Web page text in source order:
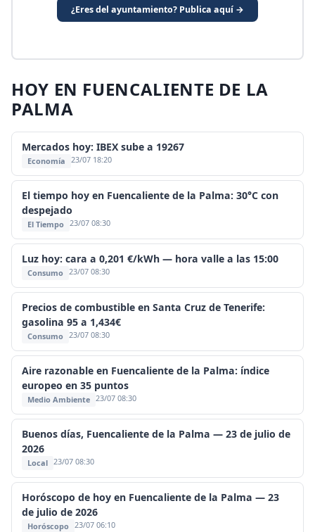
¿Eres del ayuntamiento? Publica aquí →
HOY EN FUENCALIENTE DE LA
PALMA
Mercados hoy: IBEX sube a 19267
Economía 23/07 18:20
El tiempo hoy en Fuencaliente de la Palma: 30°C con
despejado
El Tiempo 23/07 08:30
Luz hoy: cara a 0,201 €/kWh — hora valle a las 15:00
Consumo 23/07 08:30
Precios de combustible en Santa Cruz de Tenerife:
gasolina 95 a 1,434€
Consumo 23/07 08:30
Aire razonable en Fuencaliente de la Palma: índice
europeo en 35 puntos
Medio Ambiente 23/07 08:30
Buenos días, Fuencaliente de la Palma — 23 de julio de
2026
Local 23/07 08:30
Horóscopo de hoy en Fuencaliente de la Palma — 23
de julio de 2026
Horóscopo 23/07 06:10